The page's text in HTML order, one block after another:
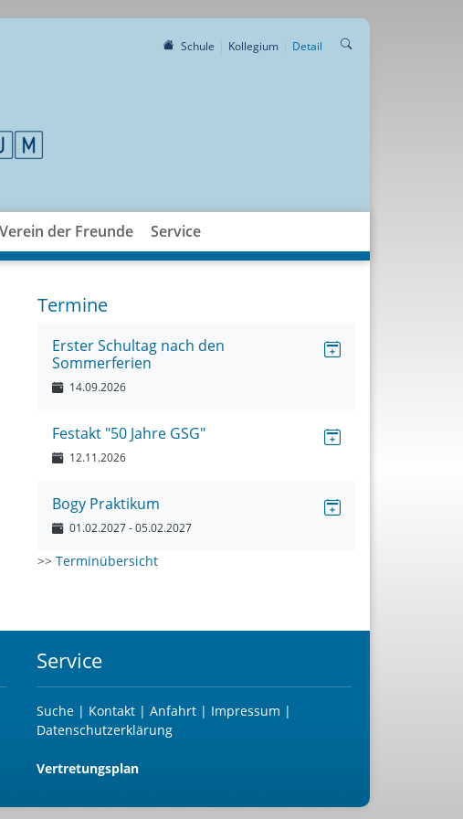
Schule Kollegium Detail
Verein der Freunde Service
Termine
Erster Schultag nach den
Sommerferien
14.09.2026
Festakt "50 Jahre GSG"
12.11.2026
Bogy Praktikum
01.02.2027- 05.02.2027
>> Terminübersicht
Service
Suche| Kontakt | Anfahrt | Impressum |
Datenschutzerklärung
Vertretungsplan